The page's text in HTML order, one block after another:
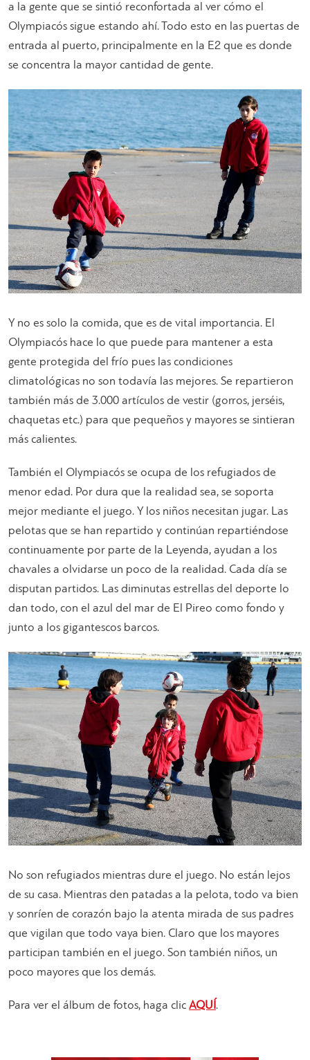
a la gente que se sintió reconfortada al ver cómo el
Olympiacós sigue estando ahí. Todo esto en las puertas de
entrada al puerto, principalmente en la E2 que es donde
se concentra la mayor cantidad de gente.
Y no es solo la comida, que es de vital importancia. El
Olympiacós hace lo que puede para mantener a esta
gente protegida del frío pues las condiciones
climatológicas no son todavía las mejores. Se repartieron
también más de 3.000 artículos de vestir (gorros, jerséis,
chaquetas etc.) para que pequeños y mayores se sintieran
más calientes.
También el Olympiacós se ocupa de los refugiados de
menor edad. Por dura que la realidad sea, se soporta
mejor mediante el juego. Y los niños necesitan jugar. Las
pelotas que se han repartido y continúan repartiéndose
continuamente por parte de la Leyenda, ayudan a los
chavales a olvidarse un poco de la realidad. Cada día se
disputan partidos. Las diminutas estrellas del deporte lo
dan todo, con el azul del mar de El Pireo como fondo y
junto a los gigantescos barcos.
No son refugiados mientras dure el juego. No están lejos
de su casa. Mientras den patadas a la pelota, todo va bien
y sonríen de corazón bajo la atenta mirada de sus padres
que vigilan que todo vaya bien. Claro que los mayores
participan también en el juego. Son también niños, un
poco mayores que los demás.
Para ver el álbum de fotos, haga clic AQUÍ .